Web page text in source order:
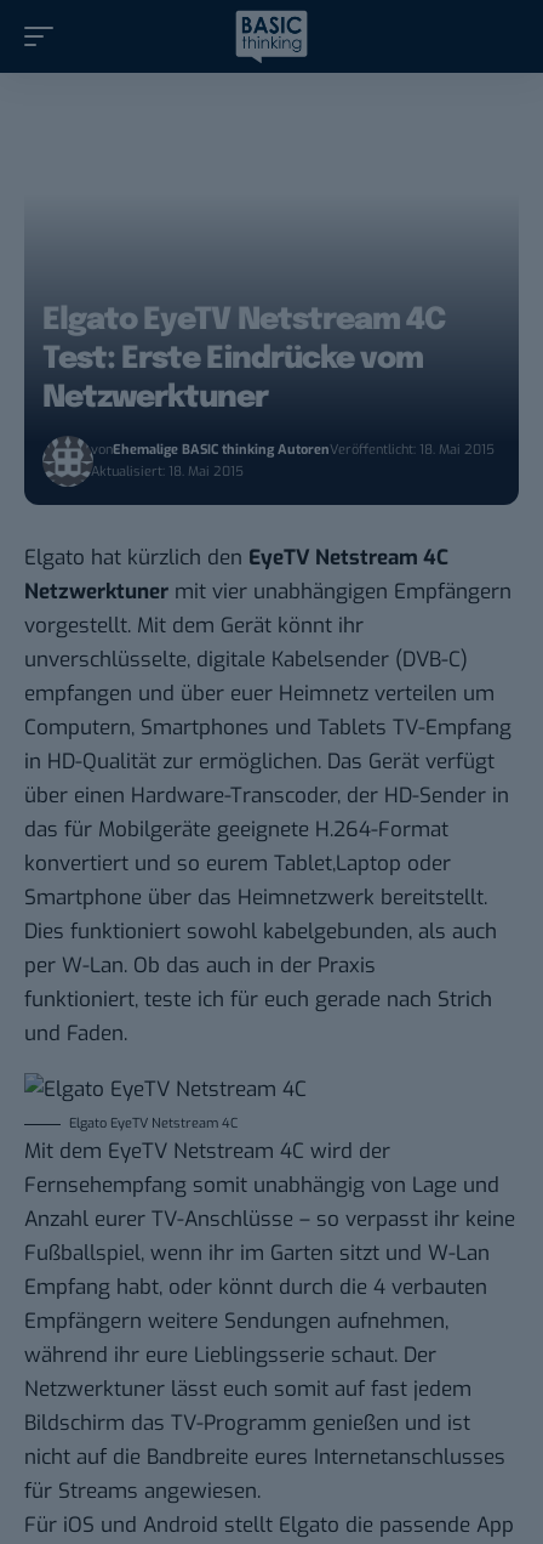
Elgato EyeTV Netstream 4C
Test: Erste Eindrücke vom
Netzwerktuner
vonEhemalige BASIC thinking AutorenVeröffentlicht: 18. Mai 2015
Aktualisiert: 18. Mai 2015
Elgato hat kürzlich den EyeTV Netstream 4C
Netzwerktuner mit vier unabhängigen Empfängern
vorgestellt. Mit dem Gerät könnt ihr
unverschlüsselte, digitale Kabelsender (DVB-C)
empfangen und über euer Heimnetz verteilen um
Computern, Smartphones und Tablets TV-Empfang
in HD-Qualität zur ermöglichen. Das Gerät verfügt
über einen Hardware-Transcoder, der HD-Sender in
das für Mobilgeräte geeignete H.264-Format
konvertiert und so eurem Tablet,Laptop oder
Smartphone über das Heimnetzwerk bereitstellt.
Dies funktioniert sowohl kabelgebunden, als auch
per W-Lan. Ob das auch in der Praxis
funktioniert, teste ich für euch gerade nach Strich
und Faden.
Elgato EyeTV Netstream 4C
Mit dem EyeTV Netstream 4C wird der
Fernsehempfang somit unabhängig von Lage und
Anzahl eurer TV-Anschlüsse – so verpasst ihr keine
Fußballspiel, wenn ihr im Garten sitzt und W-Lan
Empfang habt, oder könnt durch die 4 verbauten
Empfängern weitere Sendungen aufnehmen,
während ihr eure Lieblingsserie schaut. Der
Netzwerktuner lässt euch somit auf fast jedem
Bildschirm das TV-Programm genießen und ist
nicht auf die Bandbreite eures Internetanschlusses
für Streams angewiesen.
Für iOS und Android stellt Elgato die passende App